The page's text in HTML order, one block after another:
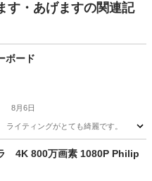
す・あげますの関連記
ボード
8月6日
ライティングがとても綺麗です。
4K 800万画素 1080P Philip